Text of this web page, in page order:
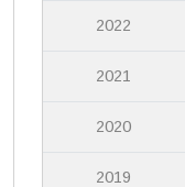
2022
2021
2020
2019